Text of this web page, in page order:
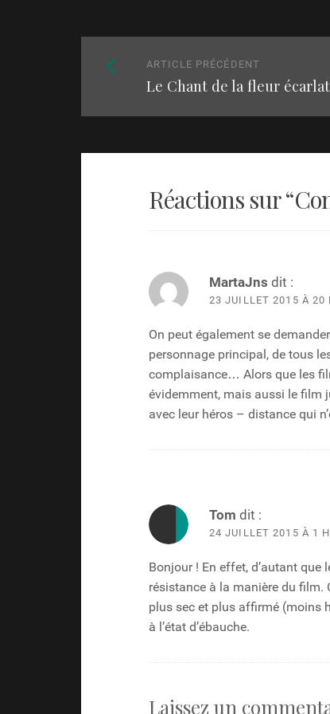
Naviguez
parmi
articles
ARTICLE PRÉCÉDENT
précédent
Le Chant de la fleur
Réactions sur “
MartaJns dit :
23 JUILLET 2015 À 20
On peut également se
personnage principal, de tous
complaisance… Alors que les
évidemment, mais aussi le film
avec leur héros – distance qui
Tom dit :
24 JUILLET 2015 À 1
Bonjour ! En effet, d’autant que
résistance à la manière du film.
plus sec et plus affirmé (moins
à l’état d’ébauche.
Laissez un